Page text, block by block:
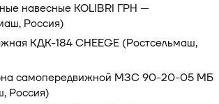
навесные KOLIBRI ГРН —
Россия)
КДК-184 CHEEGE (Ростсельмаш,
самопередвижной МЗС 90-20-05 МБ
Россия)